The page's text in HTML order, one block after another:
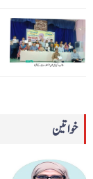
خواتین